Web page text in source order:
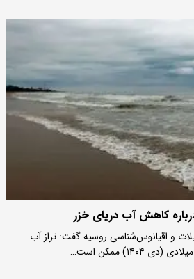
کاهش آب دریای خزر
و اقیانوس‌شناسی روسیه گفت: تراز آب
ممکن است…